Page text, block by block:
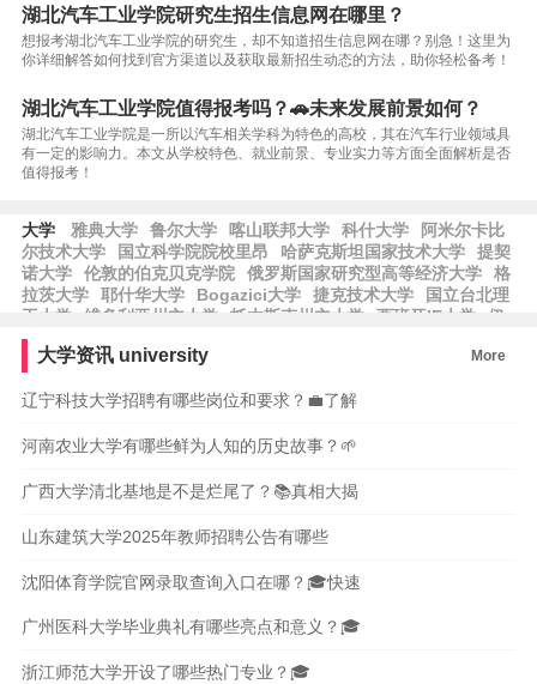
湖北汽车工业学院研究生招生信息网在哪里？
想报考湖北汽车工业学院的研究生，却不知道招生信息网在哪？别急！这里为
你详细解答如何找到官方渠道以及获取最新招生动态的方法，助你轻松备考！
湖北汽车工业学院值得报考吗？🚗未来发展前景如何？
湖北汽车工业学院是一所以汽车相关学科为特色的高校，其在汽车行业领域具
有一定的影响力。本文从学校特色、就业前景、专业实力等方面全面解析是否
值得报考！
大学 雅典大学 鲁尔大学 喀山联邦大学 科什大学
阿米尔卡比
尔技术大学
国立科学院院校里昂 哈萨克斯坦国家技术大学
提契
诺大学
伦敦的伯克贝克学院 俄罗斯国家研究型高等经济大学
格
拉茨大学
耶什华大学 Bogazici大学 捷克技术大学
国立台北理
工大学
维多利亚州立大学 托木斯克州立大学 西班牙IE大学
伊
朗科学技术大学
天主教圣心大学
台湾师范大学
智利圣地亚
技大学
大学资讯 university More
辽宁科技大学招聘有哪些岗位和要求？💼了解
河南农业大学有哪些鲜为人知的历史故事？🌱
广西大学清北基地是不是烂尾了？📚真相大揭
山东建筑大学2025年教师招聘公告有哪些
沈阳体育学院官网录取查询入口在哪？🎓快速
广州医科大学毕业典礼有哪些亮点和意义？🎓
浙江师范大学开设了哪些热门专业？🎓